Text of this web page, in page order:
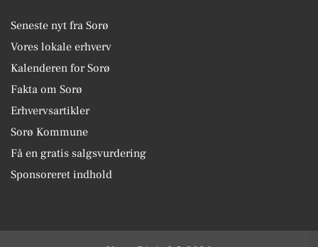
Seneste nyt fra Sorø
Vores lokale erhverv
Kalenderen for Sorø
Fakta om Sorø
Erhvervsartikler
Sorø Kommune
Få en gratis salgsvurdering
Sponsoreret indhold